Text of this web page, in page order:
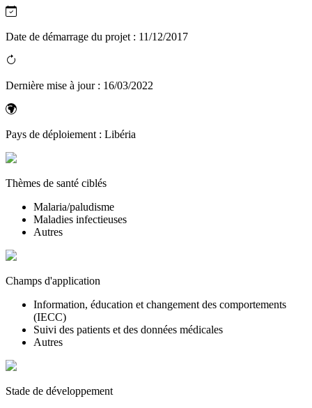
Date de démarrage du projet : 11/12/2017
Dernière mise à jour : 16/03/2022
Pays de déploiement : Libéria
Thèmes de santé ciblés
Malaria/paludisme
Maladies infectieuses
Autres
Champs d'application
Information, éducation et changement des comportements
(IECC)
Suivi des patients et des données médicales
Autres
Stade de développement